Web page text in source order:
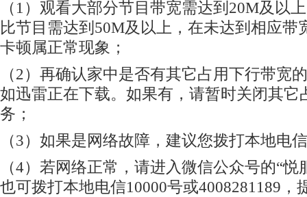
（1）观看大部分节目带宽需达到20M及以
比节目需达到50M及以上，在未达到相应带
卡顿属正常现象；
（2）再确认家中是否有其它占用下行带宽
如迅雷正在下载。如果有，请暂时关闭其它
务；
（3）如果是网络故障，建议您拨打本地电
（4）若网络正常，请进入微信公众号的“悦
也可拨打本地电信10000号或4008281189，